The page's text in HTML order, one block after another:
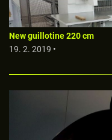
New guillotine 220 cm
19. 2. 2019 •